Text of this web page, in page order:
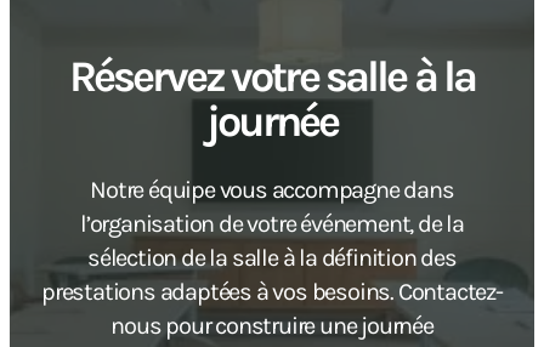
Réservez votre salle à la
journée
Notre équipe vous accompagne dans
l’organisation de votre événement, de la
sélection de la salle à la définition des
prestations adaptées à vos besoins. Contactez-
nous pour construire une journée